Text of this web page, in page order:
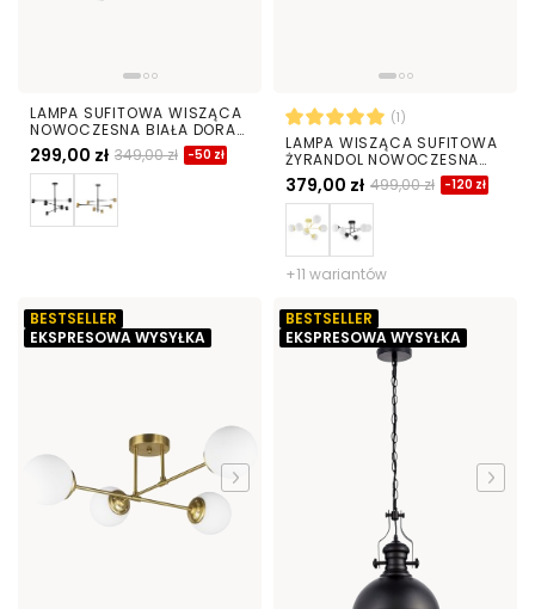
LAMPA SUFITOWA WISZĄCA
NOWOCZESNA BIAŁA DORA
W6
299,00 zł 349,00 zł -50 zł
(1)
LAMPA WISZĄCA SUFITOWA
ŻYRANDOL NOWOCZESNA
ZŁOTO SZCZOTKOWANE
BIAŁE KULE FINO 6 LED
379,00 zł 499,00 zł -120 zł
+11 wariantów
BESTSELLER
EKSPRESOWA WYSYŁKA
BESTSELLER
EKSPRESOWA WYSYŁKA